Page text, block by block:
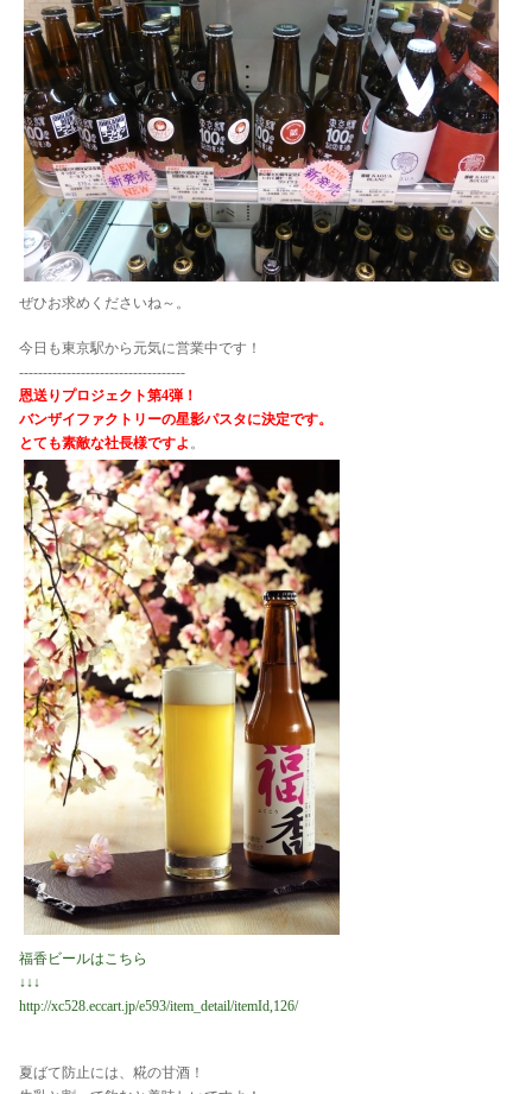
ぜひお求めくださいね～。
今日も東京駅から元気に営業中です！
-----------------------------------
恩送りプロジェクト第4弾！
バンザイファクトリーの星影パスタに決定です。
とても素敵な社長様ですよ 。
福香ビールはこちら
↓↓↓
http://xc528.eccart.jp/e593/item_detail/itemId,126/
夏ばて防止には、糀の甘酒！